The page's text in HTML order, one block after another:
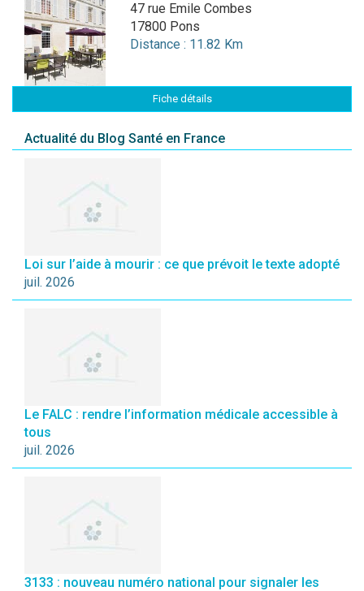
47 rue Emile Combes
17800 Pons
Distance : 11.82 Km
Fiche détails
Actualité du Blog Santé en France
Loi sur l’aide à mourir : ce que prévoit le texte adopté
juil. 2026
Le FALC : rendre l’information médicale accessible à
tous
juil. 2026
3133 : nouveau numéro national pour signaler les